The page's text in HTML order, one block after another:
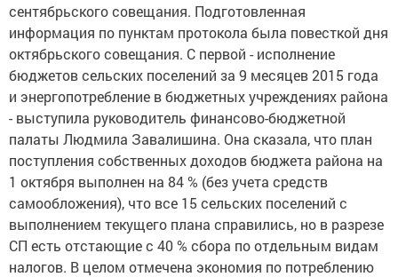
сентябрьского совещания. Подготовленная
информация по пунктам протокола была повесткой дня
октябрьского совещания. С первой - исполнение
бюджетов сельских поселений за 9 месяцев 2015 года
и энергопотребление в бюджетных учреждениях района
- выступила руководитель финансово-бюджетной
палаты Людмила Завалишина. Она сказала, что план
поступления собственных доходов бюджета района на
1 октября выполнен на 84 % (без учета средств
самообложения), что все 15 сельских поселений с
выполнением текущего плана справились, но в разрезе
СП есть отстающие с 40 % сбора по отдельным видам
налогов. В целом отмечена экономия по потреблению